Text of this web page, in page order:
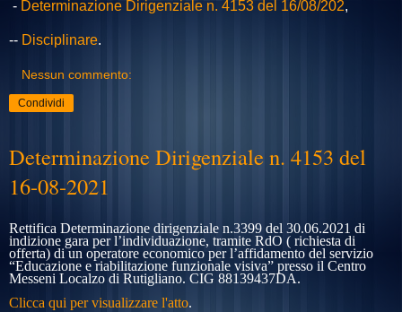
- Determinazione Dirigenziale n. 4153 del 16/08/202,
-- Disciplinare.
Nessun commento:
Condividi
Determinazione Dirigenziale n. 4153 del
16-08-2021
Rettifica Determinazione dirigenziale n.3399 del 30.06.2021 di
indizione gara per l’individuazione, tramite RdO ( richiesta di
offerta) di un operatore economico per l’affidamento del servizio
“Educazione e riabilitazione funzionale visiva” presso il Centro
Messeni Localzo di Rutigliano. CIG 88139437DA.
Clicca qui per visualizzare l'atto.